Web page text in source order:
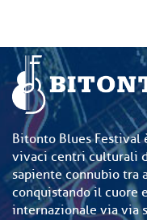
Bitonto Blues Festival
vivaci centri culturali
sapiente connubio tra
conquistando il cuore
internazionale via via